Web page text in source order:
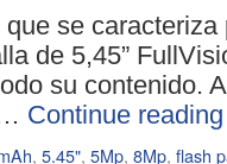
se
de 5,45”
su contenido.
Continue
, 5.45", 5Mp, 8Mp, flash